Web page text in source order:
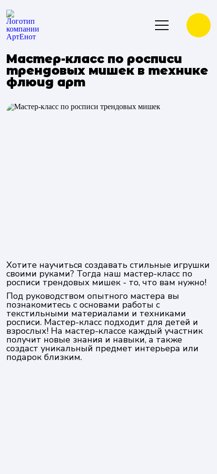
Мастер-класс по росписи
трендовых мишек в технике
флюид арт
Хотите научиться создавать стильные игрушки
своими руками? Тогда наш мастер-класс по
росписи трендовых мишек - то, что вам нужно!
Под руководством опытного мастера вы
познакомитесь с основами работы с
текстильными материалами и техниками
росписи. Мастер-класс подходит для детей и
взрослых! На мастер-классе каждый участник
получит новые знания и навыки, а также
создаст уникальный предмет интерьера или
подарок близким.